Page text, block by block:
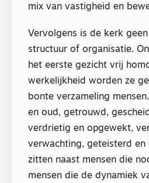
mix van vastigheid en
Vervolgens is de kerk
structuur of organisatie.
het eerste gezicht vrij
werkelijkheid worden ze
bonte verzameling
en oud, getrouwd,
verdrietig en opgewekt,
verwachting, geteisterd en
zitten naast mensen die
mensen die de dynamiek